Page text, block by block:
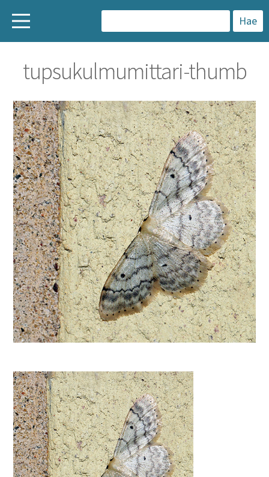
a
k
u
:
tupsukulmumittari-thumb